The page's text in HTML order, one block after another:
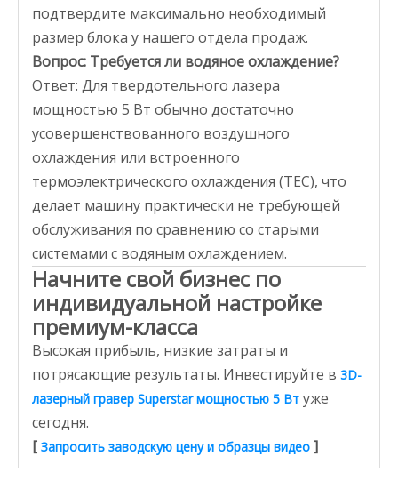
подтвердите максимально необходимый
размер блока у нашего отдела продаж.
Вопрос: Требуется ли водяное охлаждение?
Ответ: Для твердотельного лазера
мощностью 5 Вт обычно достаточно
усовершенствованного воздушного
охлаждения или встроенного
термоэлектрического охлаждения (TEC), что
делает машину практически не требующей
обслуживания по сравнению со старыми
системами с водяным охлаждением.
Начните свой бизнес по
индивидуальной настройке
премиум-класса
Высокая прибыль, низкие затраты и
потрясающие результаты. Инвестируйте в 3D-
лазерный гравер Superstar мощностью 5 Вт уже
сегодня.
[ Запросить заводскую цену и образцы видео ]